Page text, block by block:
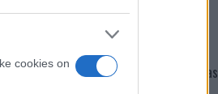
cookies on
Giovannimaria Cabras